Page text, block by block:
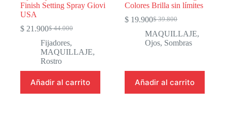
Finish Setting Spray Giovi
USA
$44.000
Original
price
was:
$ 44.000.
$ 21.900Current
price
is:
$ 21.900.
Fijadores,
MAQUILLAJE,
Rostro
Añadir al carrito
Colores Brilla sin límites
$39.800
Original
price
was:
$ 19.900Current
price
is:
MAQUILLAJE,
Ojos, Sombras
Añadir al carrito